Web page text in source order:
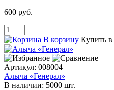
600 руб.
В корзину Купить
Артикул: 008004
Алыча «Генерал»
В наличии: 5000 шт.